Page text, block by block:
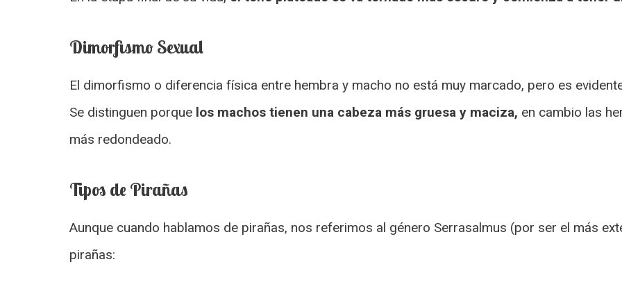
Dimorfismo Sexual
El dimorfismo o diferencia física entre hembra y macho no está muy marcado, pero es
Se distinguen porque los machos tienen una cabeza más gruesa y maciza, en cambio las
más redondeado.
Tipos de Pirañas
Aunque cuando hablamos de pirañas, nos referimos al género Serrasalmus (por ser el más
pirañas: